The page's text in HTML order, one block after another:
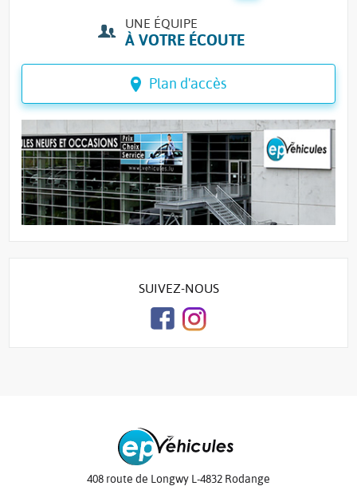
UNE ÉQUIPE
À VOTRE ÉCOUTE
Plan d'accès
SUIVEZ-NOUS
408 route de Longwy L-4832 Rodange